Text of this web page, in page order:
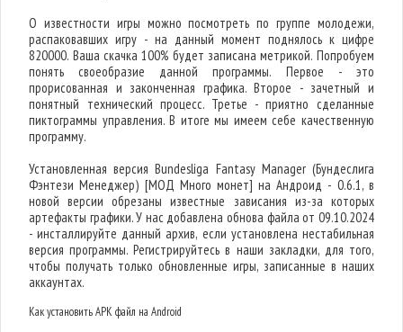
О известности игры можно посмотреть по группе молодежи,
распаковавших игру - на данный момент поднялось к цифре
820000. Ваша скачка 100% будет записана метрикой. Попробуем
понять своеобразие данной программы. Первое - это
прорисованная и законченная графика. Второе - зачетный и
понятный технический процесс. Третье - приятно сделанные
пиктограммы управления. В итоге мы имеем себе качественную
программу.
Установленная версия Bundesliga Fantasy Manager (Бундеслига
Фэнтези Менеджер) [МОД Много монет] на Андроид - 0.6.1, в
новой версии обрезаны известные зависания из-за которых
артефакты графики. У нас добавлена обнова файла от 09.10.2024
- инсталлируйте данный архив, если установлена нестабильная
версия программы. Регистрируйтесь в наши закладки, для того,
чтобы получать только обновленные игры, записанные в наших
аккаунтах.
Как установить APK файл на Android